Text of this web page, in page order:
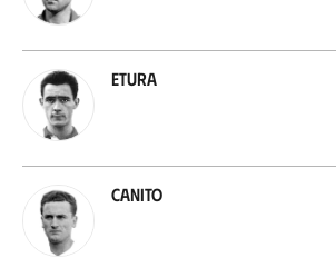
Etura
Canito